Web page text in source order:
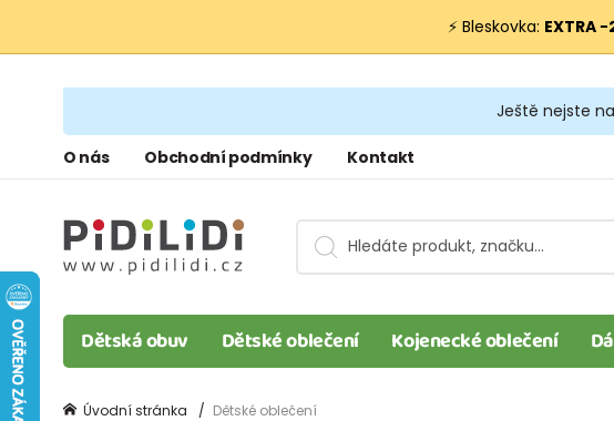
⚡ Bleskovka: EXTRA
Ještě nejste
O nás Obchodní podmínky Kontakt
Dětská obuv Dětské oblečení Kojenecké oblečení
Úvodní stránka Dětské oblečení